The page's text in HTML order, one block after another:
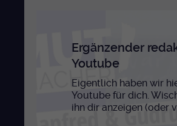
Ergänzender
Youtube
Eigentlich haben wir
Youtube für dich.
ihn dir anzeigen (oder